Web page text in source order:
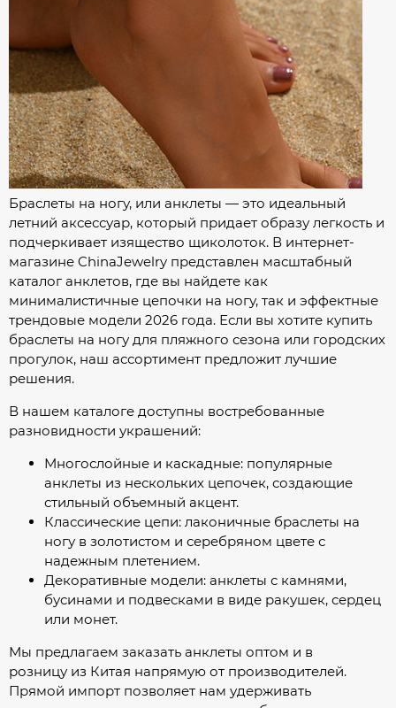
Браслеты на ногу, или анклеты — это идеальный
летний аксессуар, который придает образу легкость и
подчеркивает изящество щиколоток. В интернет-
магазине ChinaJewelry представлен масштабный
каталог анклетов, где вы найдете как
минималистичные цепочки на ногу, так и эффектные
трендовые модели 2026 года. Если вы хотите купить
браслеты на ногу для пляжного сезона или городских
прогулок, наш ассортимент предложит лучшие
решения.
В нашем каталоге доступны востребованные
разновидности украшений:
Многослойные и каскадные: популярные
анклеты из нескольких цепочек, создающие
стильный объемный акцент.
Классические цепи: лаконичные браслеты на
ногу в золотистом и серебряном цвете с
надежным плетением.
Декоративные модели: анклеты с камнями,
бусинами и подвесками в виде ракушек, сердец
или монет.
Мы предлагаем заказать анклеты оптом и в
розницу из Китая напрямую от производителей.
Прямой импорт позволяет нам удерживать